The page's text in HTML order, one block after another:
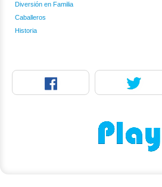
Diversión en Familia
Caballeros
Historia